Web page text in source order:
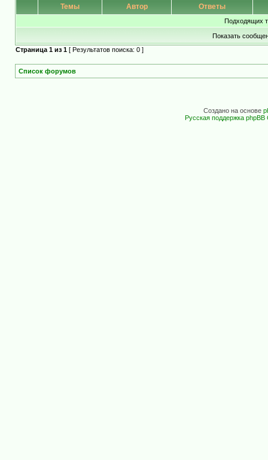
Темы Автор Ответы
Подходящих
Показать
Страница 1 из 1 [ Результатов поиска: 0 ]
Список форумов
Создано на основе
Русская поддержка phpBB